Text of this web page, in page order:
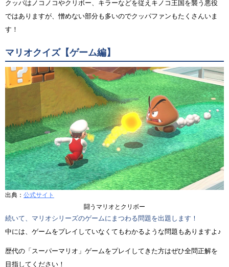
クッパはノコノコやクリボー、キラーなどを従えキノコ王国を襲う悪役
ではありますが、憎めない部分も多いのでクッパファンもたくさんいま
す！
マリオクイズ【ゲーム編】
出典： 公式サイト
闘うマリオとクリボー
続いて、マリオシリーズのゲームにまつわる問題を出題します！
中には、ゲームをプレイしていなくてもわかるような問題もありますよ♪
歴代の「スーパーマリオ」ゲームをプレイしてきた方はぜひ全問正解を
目指してください！